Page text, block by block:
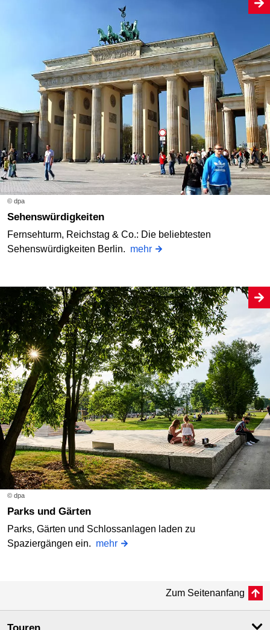
© dpa
Sehenswürdigkeiten
Fernsehturm, Reichstag & Co.: Die beliebtesten
Sehenswürdigkeiten Berlin. mehr
© dpa
Parks und Gärten
Parks, Gärten und Schlossanlagen laden zu
Spaziergängen ein. mehr
Zum Seitenanfang